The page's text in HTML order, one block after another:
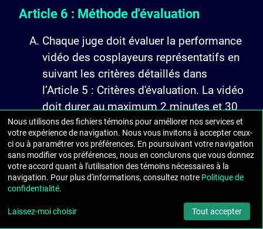
Article 6 : Méthode d'évaluation
Chaque juge doit évaluer la performance
vidéo des cosplayeurs représentatifs en
suivant les critères détaillés dans
l’Article 5 : Critères d'évaluation. La vidéo
doit durer au maximum 2 minutes et 30
secondes. Une fois que chaque juge a
évalué la performance vidéo, toutes les
notes sont additionnées et la moyenne
est calculée pour établir le classement
final.
L'évaluation doit porter sur tous les
éléments du personnage que les
Nous utilisons des fichiers témoins pour améliorer nos services et
votre expérience de navigation. Nous vous invitons à accepter ceux-
ci ou à paramétrer vos préférences. En poursuivant votre navigation
sans modifier vos préférences, nous en conclurons que vous donnez
votre accord quant à l'utilisation des témoins nécessaires à la
navigation. Pour plus d'informations, consultez notre Politique de
confidentialité.
Laissez-moi choisir Tout accepter